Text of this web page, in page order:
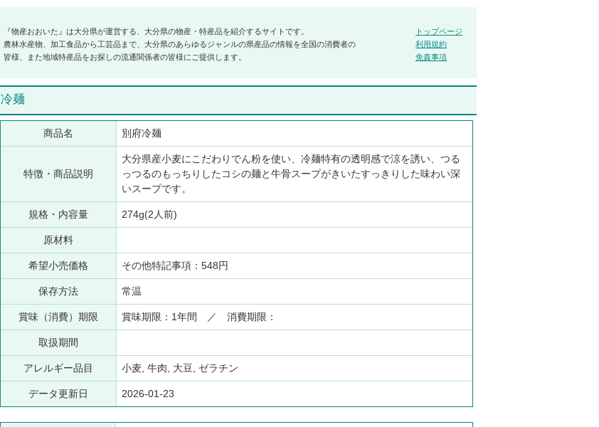
『物産おおいた』は大分県が運営する、大分県の物産・特産品を紹介するサイトです。
農林水産物、加工食品から工芸品まで、大分県のあらゆるジャンルの県産品の情報を全国の消費者の
皆様、また地域特産品をお探しの流通関係者の皆様にご提供します。
トップページ
利用規約
免責事項
冷麺
商品名 別府冷麺
特徴・商品説明
大分県産小麦にこだわりでん粉を使い、冷麺特有の透明感で涼を誘い、つる
っつるのもっちりしたコシの麺と牛骨スープがきいたすっきりした味わい深
いスープです。
規格・内容量 274g(2人前)
原材料
希望小売価格 その他特記事項：548円
保存方法 常温
賞味（消費）期限 賞味期限：1年間 ／ 消費期限：
取扱期間
アレルギー品目 小麦, 牛肉, 大豆, ゼラチン
データ更新日 2026-01-23